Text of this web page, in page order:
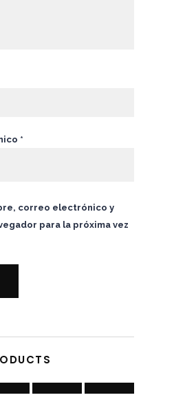
*
correo electrónico y
para la próxima vez
se pueden elegir en la página de producto Este producto tiene múltiples variantes. Las opciones se pueden elegir en la página de producto